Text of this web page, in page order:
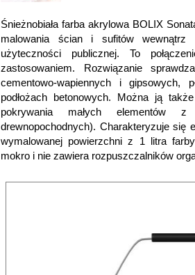
Śnieżnobiała farba akrylowa BOLIX
malowania ścian i sufitów wewnątrz
użyteczności publicznej. To
zastosowaniem. Rozwiązanie
cementowo-wapiennych i gipsowych,
podłożach betonowych. Można ją
pokrywania małych elementów
drewnopochodnych). Charakteryzuje się
wymalowanej powierzchni z 1 litra
mokro i nie zawiera rozpuszczalników